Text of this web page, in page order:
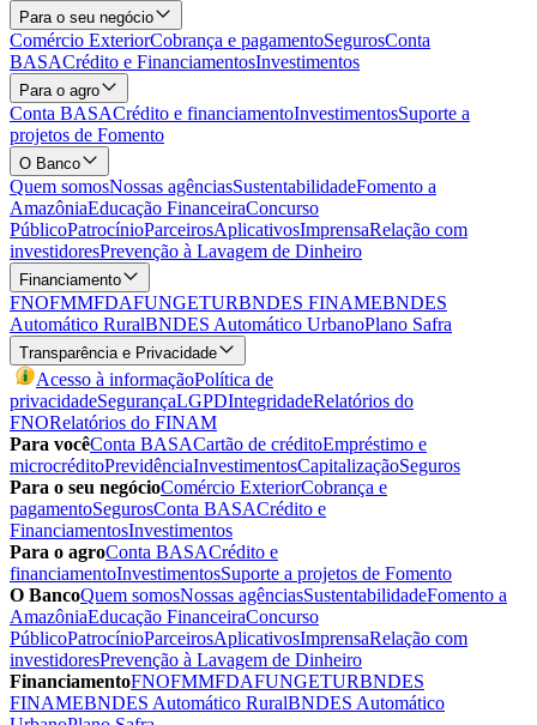
Para o seu negócio
Comércio ExteriorCobrança e pagamentoSegurosConta
BASACrédito e FinanciamentosInvestimentos
Para o agro
Conta BASACrédito e financiamentoInvestimentosSuporte a
projetos de Fomento
O Banco
Quem somosNossas agênciasSustentabilidadeFomento a
AmazôniaEducação FinanceiraConcurso
PúblicoPatrocínioParceirosAplicativosImprensaRelação com
investidoresPrevenção à Lavagem de Dinheiro
Financiamento
FNOFMMFDAFUNGETURBNDES FINAMEBNDES
Automático RuralBNDES Automático UrbanoPlano Safra
Transparência e Privacidade
Acesso à informaçãoPolítica de
privacidadeSegurançaLGPDIntegridadeRelatórios do
FNORelatórios do FINAM
Para vocêConta BASACartão de créditoEmpréstimo e
microcréditoPrevidênciaInvestimentosCapitalizaçãoSeguros
Para o seu negócioComércio ExteriorCobrança e
pagamentoSegurosConta BASACrédito e
FinanciamentosInvestimentos
Para o agroConta BASACrédito e
financiamentoInvestimentosSuporte a projetos de Fomento
O BancoQuem somosNossas agênciasSustentabilidadeFomento a
AmazôniaEducação FinanceiraConcurso
PúblicoPatrocínioParceirosAplicativosImprensaRelação com
investidoresPrevenção à Lavagem de Dinheiro
FinanciamentoFNOFMMFDAFUNGETURBNDES
FINAMEBNDES Automático RuralBNDES Automático